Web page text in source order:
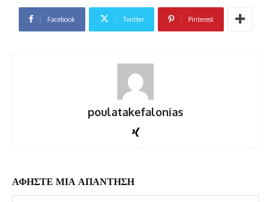
Facebook Twitter Pinterest
poulatakefalonias
ΑΦΗΣΤΕ ΜΙΑ ΑΠΑΝΤΗΣΗ